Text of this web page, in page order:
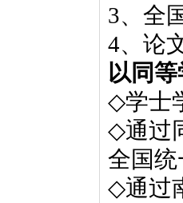
3、全
4、论
以同
◇学士
◇通过
全国
◇通过